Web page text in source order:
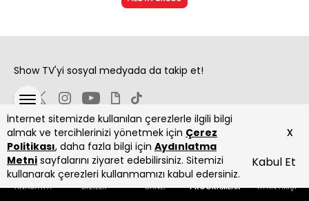
ANASAYFA DİZİLER CANLI PROGRAMLAR YAYIN AKIŞI
İnternet sitemizde kullanılan çerezlerle ilgili bilgi
almak ve tercihlerinizi yönetmek için Çerez
Politikası, daha fazla bilgi için Aydınlatma
Metni sayfalarını ziyaret edebilirsiniz. Sitemizi
kullanarak çerezleri kullanmamızı kabul edersiniz.
Kabul Et
x
Show TV'yi sosyal medyada da takip et!
Copyright 2026 Show Televizyon Yayıncılık A.Ş.